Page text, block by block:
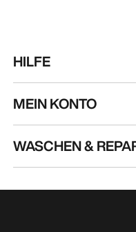
HILFE
MEIN KONTO
WASCHEN &